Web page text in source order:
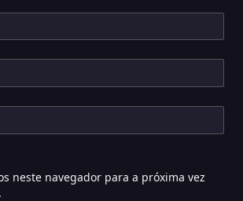
neste navegador para a próxima vez